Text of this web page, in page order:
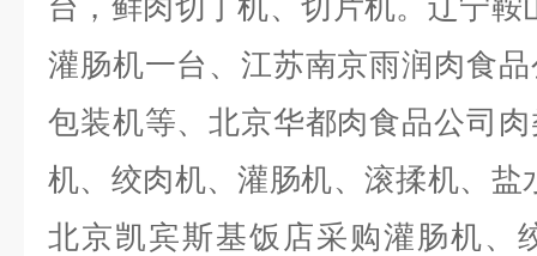
台，鲜肉切丁机、切片机。辽宁
灌肠机一台、江苏南京雨润肉食
包装机等、北京华都肉食品公司
机、绞肉机、灌肠机、滚揉机、盐
北京凯宾斯基饭店采购灌肠机、